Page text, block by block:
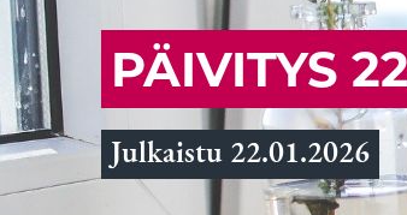
PÄIVITYS
Julkaistu 22.01.2026